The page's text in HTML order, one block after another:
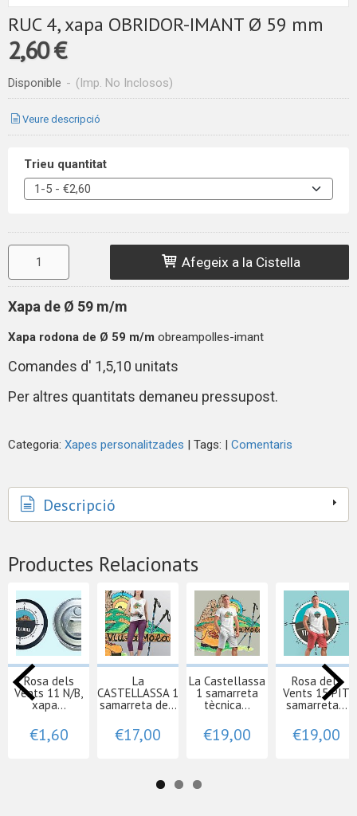
RUC 4, xapa OBRIDOR-IMANT Ø 59 mm
2,60 €
Disponible - (Imp. No Inclosos)
Veure descripció
Trieu quantitat
Afegeix a la Cistella
Xapa de Ø 59 m/m
Xapa rodona de Ø 59 m/m obreampolles-imant
Comandes d' 1,5,10 unitats
Per altres quantitats demaneu pressupost.
Categoria: Xapes personalitzades | Tags: | Comentaris
Descripció
Productes Relacionats
Rosa dels
Vents 11 N/B,
xapa...
€1,60
La
CASTELLASSA 1
samarreta de...
€17,00
La Castellassa
1 samarreta
tècnica...
€19,00
Rosa dels
Vents 15 PIT
samarreta...
€19,00